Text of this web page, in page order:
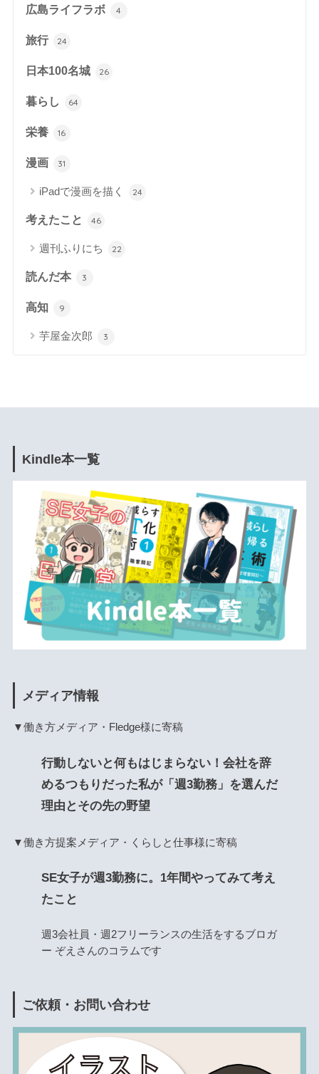
広島ライフラボ 4
旅行 24
日本100名城 26
暮らし 64
栄養 16
漫画 31
iPadで漫画を描く 24
考えたこと 46
週刊ふりにち 22
読んだ本 3
高知 9
芋屋金次郎 3
Kindle本一覧
メディア情報
▼働き方メディア・Fledge様に寄稿
行動しないと何もはじまらない！会社を辞
めるつもりだった私が「週3勤務」を選んだ
理由とその先の野望
▼働き方提案メディア・くらしと仕事様に寄稿
SE女子が週3勤務に。1年間やってみて考え
たこと
週3会社員・週2フリーランスの生活をするブロガ
ー ぞえさんのコラムです
ご依頼・お問い合わせ